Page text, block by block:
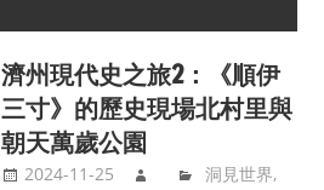
濟州現代史之旅2：《順伊
三寸》的歷史現場北村里與
朝天萬歲公園
2024-11-25 洞見世界,